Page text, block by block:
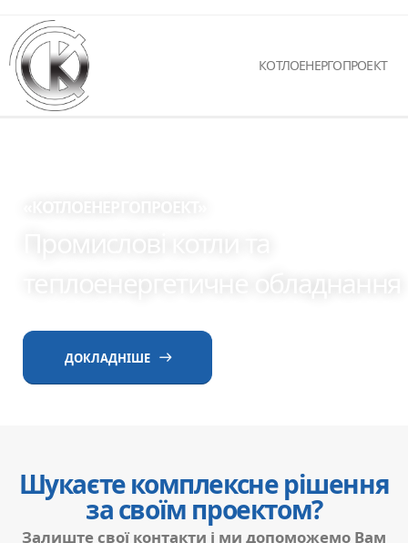
КОТЛОЕНЕРГОПРОЕКТ
ДОКЛАДНІШЕ
Шукаєте комплексне рішення
за своїм проектом?
Залиште свої контакти і ми допоможемо Вам